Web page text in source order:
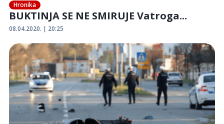
Hronika
BUKTINJA SE NE SMIRUJE Vatroga...
08.04.2020. | 20:25